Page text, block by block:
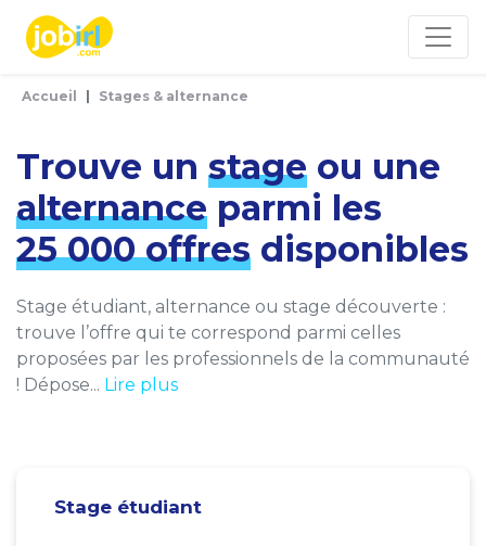
Accueil Stages & alternance
Trouve un stage ou une
alternance parmi les
25 000 offres disponibles
Stage étudiant, alternance ou stage découverte :
trouve l’offre qui te correspond parmi celles
proposées par les professionnels de la communauté
! Dépose... Lire plus
Stage étudiant
Panneau de gestion des cookies